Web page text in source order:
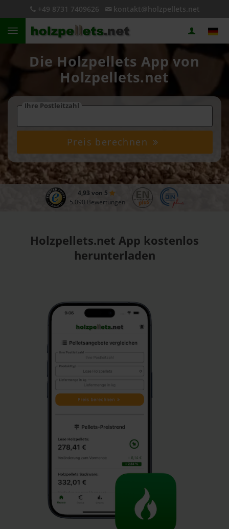
+49 8731 7409626 kontakt@holzpellets.net
Die Holzpellets App von
Holzpellets.net
Ihre Postleitzahl
Preis berechnen
4,93 von 5
5.090 Bewertungen
Holzpellets.net App kostenlos
herunterladen